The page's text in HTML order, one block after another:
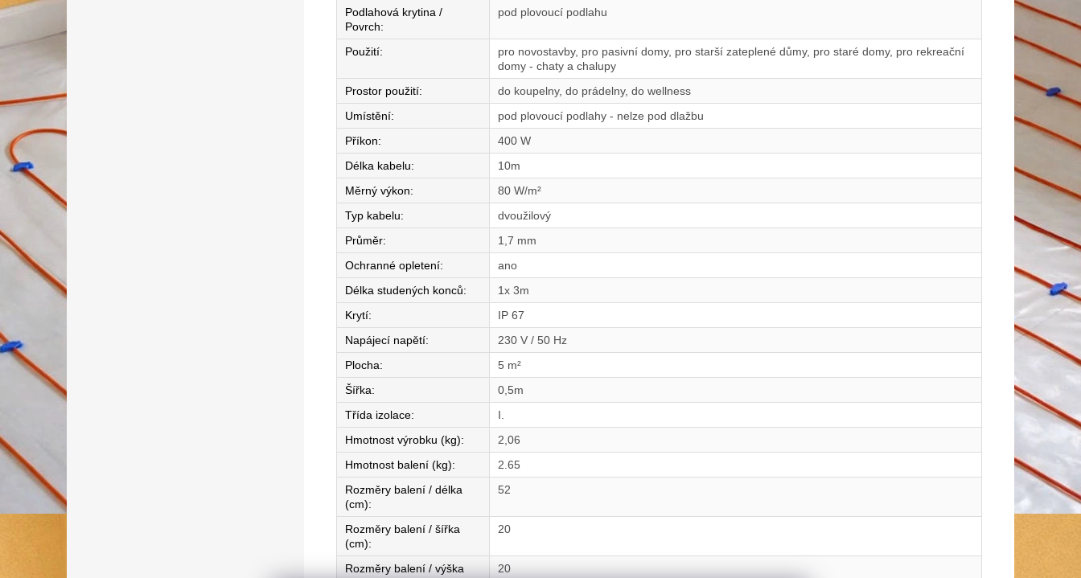
Podlahová krytina /
Povrch:
pod plovoucí podlahu
Použití:
pro novostavby, pro pasivní domy, pro starší zateplené důmy, pro staré domy, pro rekreační
domy - chaty a chalupy
Prostor použití:
do koupelny, do prádelny, do wellness
Umístění:
pod plovoucí podlahy - nelze pod dlažbu
Příkon:
400 W
Délka kabelu:
10m
Měrný výkon:
80 W/m²
Typ kabelu:
dvoužilový
Průměr:
1,7 mm
Ochranné opletení:
ano
Délka studených konců:
1x 3m
Krytí:
IP 67
Napájecí napětí:
230 V / 50 Hz
Plocha:
5 m²
Šířka:
0,5m
Třída izolace:
I.
Hmotnost výrobku (kg):
2,06
Hmotnost balení (kg):
2.65
Rozměry balení / délka
(cm):
52
Rozměry balení / šířka
(cm):
20
Rozměry balení / výška
20